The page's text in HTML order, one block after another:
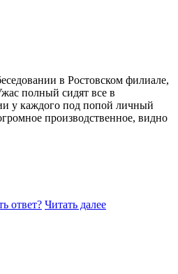
в Ростовском филиале,
полный сидят все в
у каждого под попой личный
производственное, видно
ответ? Читать далее